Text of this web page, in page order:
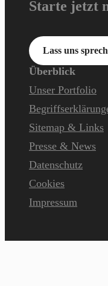
Starte jetzt
Lass uns
Überblick
Unser Portfolio
Sitemap & Links
Presse & News
Datenschutz
Cookies
Impressum